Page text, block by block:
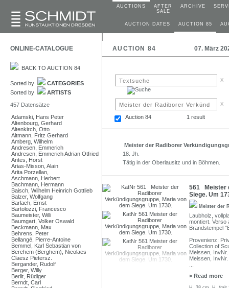
AUCTIONS
AFTER
SALE
ARCHIVE
AUCTION DATES AUCTION 85
ONLINE-CATALOGUE AUCTION 84 07. März
BACK TO AUCTION 84
Sorted by
CATEGORIES
Sorted by
ARTISTS
457 Datensätze
Adamski, Hans Peter
Altenbourg, Gerhard
Altenkirch, Otto
Altmann, Fritz Gerhard
Amberg, Wilhelm
Andresen, Emmerich
Andresen, Emmerich Adrian Otfried
Antes, Horst
Arias-Misson, Alain
Arita Porzellan,
Aschmann, Herbert
Bachmann, Hermann
Baisch, Wilhelm Heinrich Gottlieb
Balzer, Wolfgang
Barlach, Ernst
Bartolozzi, Francesco
Baumeister, Willi
Baumgart, Volker Oswald
Beckmann, Max
Behrens, Peter
Bellangé, Pierre-Antoine
Bemmel, Karl Sebastian von
Berchem (Berghem), Nicolaes
Claesz Pietersz.
Bergander, Rudolf
Berger, Willy
Berlit, Rüdiger
Berndt, Carl
x
x
Auction 84 1 result
Meister der Radiborer
18. Jh.
Tätig in der Oberlausitz und in Böhmen.
561 Meister
Siege. Um
Meister der
Laubholz,
montiert. Verso
Brandstempel
Provenienz:
Collection of
Meissen,
Meissen,
> Read more